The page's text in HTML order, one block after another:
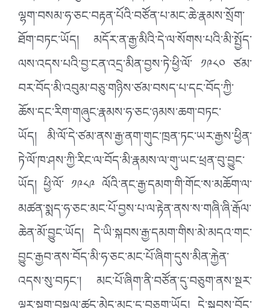
ལྷག་བསམ་ཧ་ཅང་བརྟན་པོའི་བཙོན་པ་མང་ཆེ་རྣམས་སྲོག་
ཐོག་བཏང་ཡོད། མདོར་ན་རྒྱ་མིའི་དེ་ལ་སོགས་པའི་མི་སྤྱོད་
ལས་འདས་པའི་བྱ་ངན་འདྲ་མིན་བྱས་ཏེ་ཕྱི་ལོ་ ༡༩༨༠ ཙམ་
བར་བོད་མི་འབུམ་བཅུ་གཉིས་ཙམ་བསད་པ་དང་བོད་ཀྱི་
ཆོས་དང་རིག་གཞུང་རྣམས་ཧ་ཅང་ཉམས་ཆག་བཏང་
ཡོད། མི་ལོ་དེ་ཙམ་ནས་རྒྱ་ནག་གུང་ཁྲན་ཏང་ཡར་རྒྱས་ཕྱིན་
ཏེ་ལོ་ཁ་ཤས་ཀྱི་རིང་ལ་བོད་མི་རྣམས་ལ་གུ་ཡང་ཕྲན་བུ་བྱུང་
ཡོད། ཕྱི་ལོ་ ༡༩༨༩ ལོའི་ནང་རྒྱ་དམག་གི་གོང་ས་མཆོག་ལ་
མཚན་སྨད་ཧ་ཅང་མང་པོ་བྱས་པ་ལ་རྟེན་ནས་ས་གཞི་ཞི་རྒོལ་
ཆེན་མོ་བྱུང་ཡོད། དེ་ཡི་སྐབས་རྒྱ་དམག་གིས་མེ་མདའ་གང་
བྱུང་རྒྱབ་ནས་བོད་མི་ཧ་ཅང་མང་པོ་ཞིག་དུས་མིན་རྐྱེན་
འདས་སུ་བཏང་། མང་པོ་ཞིག་ནི་བཙོན་དུ་བཅུག་ནས་སྔར་